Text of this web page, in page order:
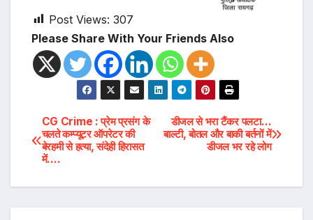
Post Views: 307
Please Share With Your Friends Also
Post
navigation
डीजल से भरा टैंकर पलटा…
बाल्टी, बोतल और बाकी बर्तनों में
डीजल भर रहे लोग
CG Crime : प्रेम प्रसंग के
चलते कम्प्यूटर ऑपरेटर की
बेरहमी से हत्या, संदेही हिरासत
में….